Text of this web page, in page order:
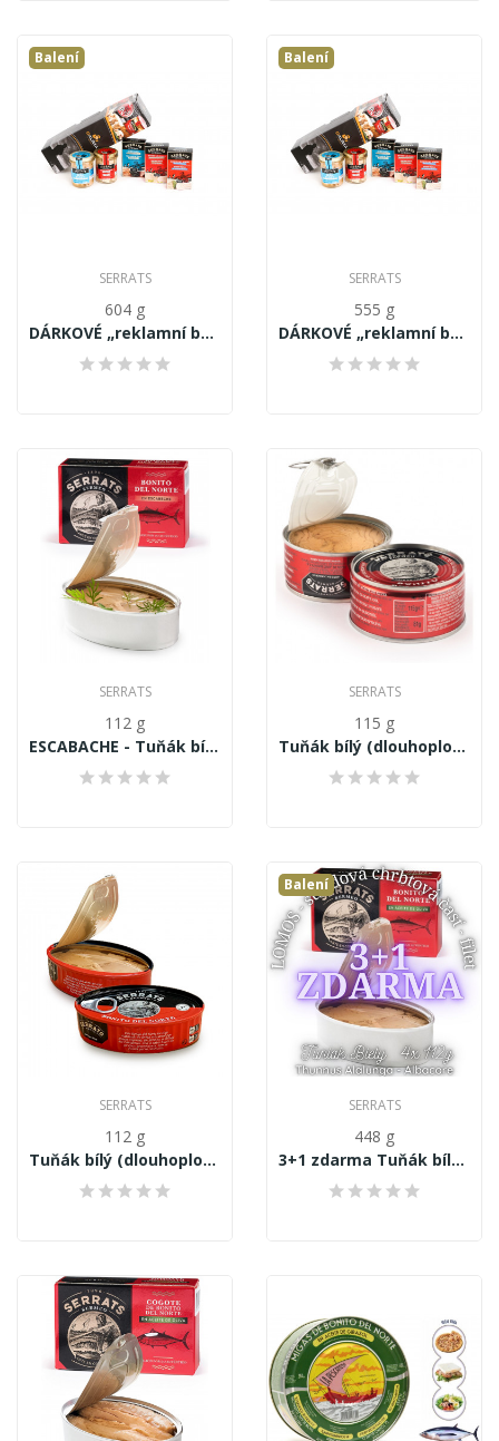
Balení
SERRATS
604 g
DÁRKOVÉ „reklamní balíčky“, SET produktů...
Balení
SERRATS
555 g
DÁRKOVÉ „reklamní balíčky“, SET produktů...
SERRATS
112 g
ESCABACHE - Tuňák bílý (dlouhoploutvý), filety...
SERRATS
115 g
Tuňák bílý (dlouhoploutvý) Thunnus Alalunga,...
SERRATS
112 g
Tuňák bílý (dlouhoploutvý) Thunnus Alalunga,...
Balení
SERRATS
448 g
3+1 zdarma Tuňák bílý (dlouhoploutvý) Thunnus...